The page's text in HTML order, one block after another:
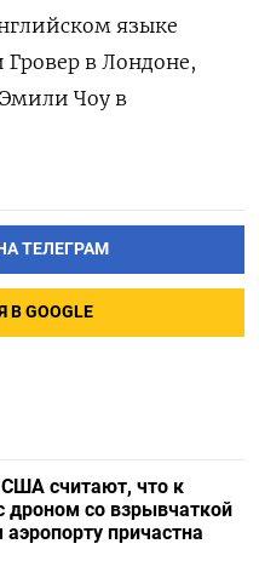
языке
Гровер в Лондоне,
Чоу в
ТЕЛЕГРАМ
GOOGLE
считают, что к
дроном со взрывчаткой
причастна